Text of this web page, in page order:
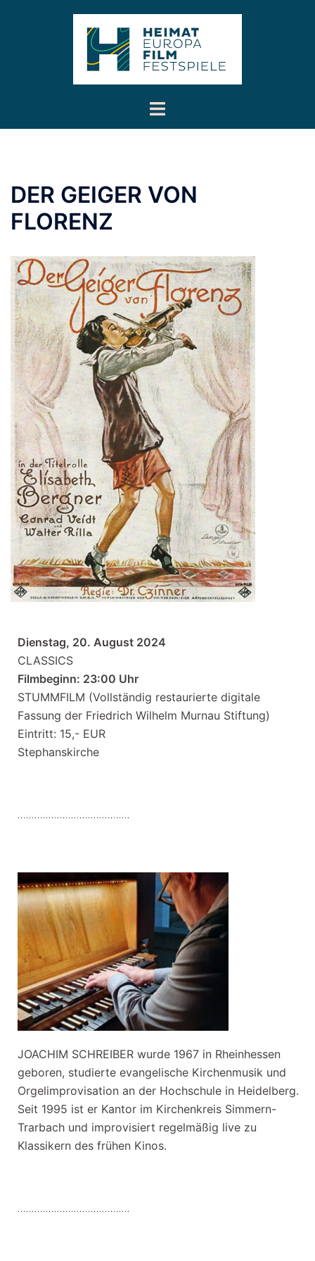
Menü
DER GEIGER VON
FLORENZ
Dienstag, 20. August 2024
CLASSICS
Filmbeginn: 23:00 Uhr
STUMMFILM (Vollständig restaurierte digitale
Fassung der Friedrich Wilhelm Murnau Stiftung)
Eintritt: 15,- EUR
Stephanskirche
JOACHIM SCHREIBER wurde 1967 in Rheinhessen
geboren, studierte evangelische Kirchenmusik und
Orgelimprovisation an der Hochschule in Heidelberg.
Seit 1995 ist er Kantor im Kirchenkreis Simmern-
Trarbach und improvisiert regelmäßig live zu
Klassikern des frühen Kinos.